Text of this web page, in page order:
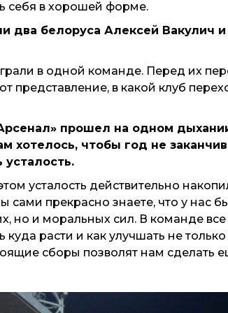
себя в хорошей форме.
два белоруса Алексей Вакулич
в одной команде. Перед их
представление, в какой клуб
прошел на одном
хотелось, чтобы год не
усталость.
усталость действительно
сами прекрасно знаете, что у нас
но и моральных сил. В команде
куда расти и как улучшать не
сборы позволят нам сделать